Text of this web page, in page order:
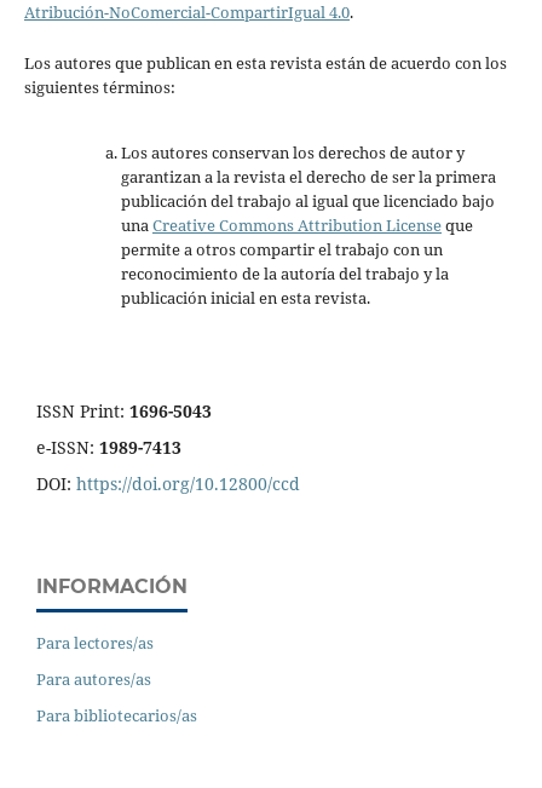
Atribución-NoComercial-CompartirIgual 4.0.
Los autores que publican en esta revista están de acuerdo con los
siguientes términos:
Los autores conservan los derechos de autor y
garantizan a la revista el derecho de ser la primera
publicación del trabajo al igual que licenciado bajo
una Creative Commons Attribution Licenseque
permite a otros compartir el trabajo con un
reconocimiento de la autoría del trabajo y la
publicación inicial en esta revista.
ISSN Print: 1696-5043
e-ISSN: 1989-7413
DOI: https://doi.org/10.12800/ccd
INFORMACIÓN
Para lectores/as
Para autores/as
Para bibliotecarios/as